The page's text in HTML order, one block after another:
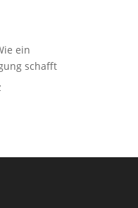
ein
schafft